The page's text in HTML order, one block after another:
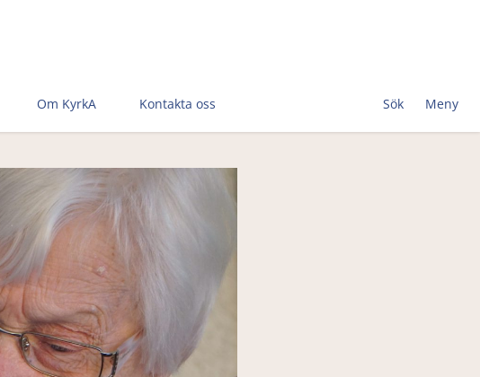
Om KyrkA Kontakta oss Sök Meny